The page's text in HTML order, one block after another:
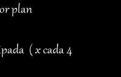
plan
( x cada 4